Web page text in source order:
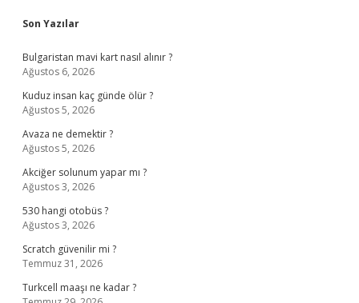
Sidebar
Son Yazılar
Bulgaristan mavi kart nasıl alınır ?
Ağustos 6, 2026
Kuduz insan kaç günde ölür ?
Ağustos 5, 2026
Avaza ne demektir ?
Ağustos 5, 2026
Akciğer solunum yapar mı ?
Ağustos 3, 2026
530 hangi otobüs ?
Ağustos 3, 2026
Scratch güvenilir mi ?
Temmuz 31, 2026
Turkcell maaşı ne kadar ?